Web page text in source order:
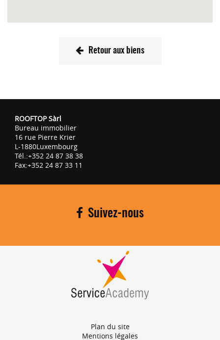
Retour aux biens
ROOFTOP Sàrl
Bureau immobilier
16 rue Pierre Krier
L-1880Luxembourg
Tél.:+352 24 87 38 38
Fax:+352 24 87 33 11
Suivez-nous
Plan du site
Mentions légales